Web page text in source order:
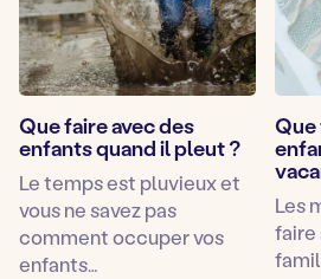
Que faire avec des
enfants quand il pleut ?
Le temps est pluvieux et
vous ne savez pas
comment occuper vos
enfants…
Que
Les
faire